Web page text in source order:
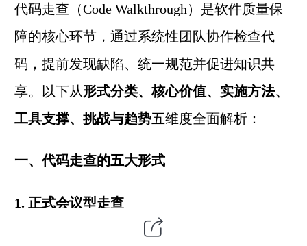
代码走查（Code Walkthrough）是软件质量保
障的核心环节，通过系统性团队协作检查代
码，提前发现缺陷、统一规范并促进知识共
享。以下从形式分类、核心价值、实施方法、
工具支撑、挑战与趋势五维度全面解析：
一、代码走查的五大形式
1. 正式会议型走查